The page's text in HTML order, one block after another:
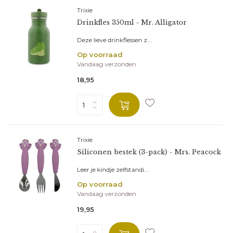
Trixie
Drinkfles 350ml - Mr. Alligator
Deze lieve drinkflessen z...
Op voorraad
Vandaag verzonden
18,95
Trixie
Siliconen bestek (3-pack) - Mrs. Peacock
Leer je kindje zelfstandi...
Op voorraad
Vandaag verzonden
19,95